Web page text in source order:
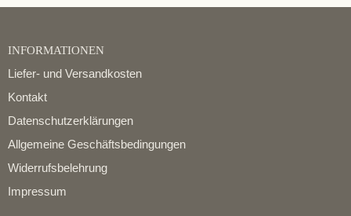
INFORMATIONEN
Liefer- und Versandkosten
Kontakt
Datenschutzerklärungen
Allgemeine Geschäftsbedingungen
Widerrufsbelehrung
Impressum